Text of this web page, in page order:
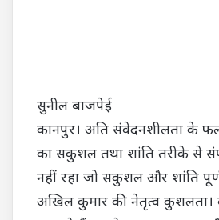
सुनील बाजपेई
कानपुर। अति संवेदनशीलता के
का सकुशल तथा शांति तरीके से
नहीं रहा जो सकुशल और शांति
अखिल कुमार की नेतृत्व कुशलता।